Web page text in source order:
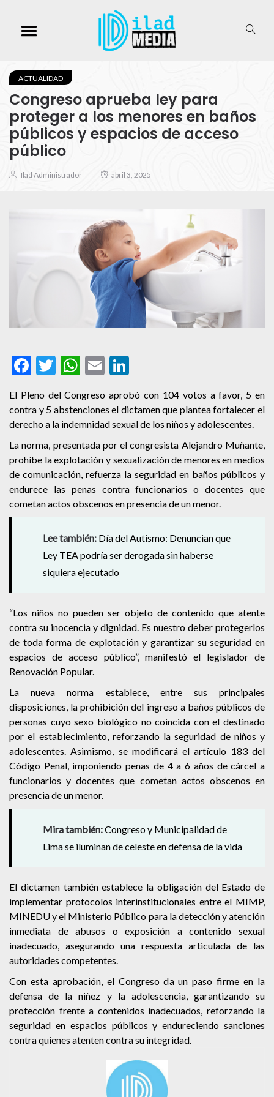
ACTUALIDAD
Congreso aprueba ley para
proteger a los menores en baños
públicos y espacios de acceso
público
Ilad Administrador abril 3, 2025
Facebook
Twitter
WhatsApp
Email
El Pleno del Congreso aprobó con 104 votos a favor, 5 en
contra y 5 abstenciones el dictamen que plantea fortalecer el
derecho a la indemnidad sexual de los niños y adolescentes.
La norma, presentada por el congresista Alejandro Muñante,
prohíbe la explotación y sexualización de menores en medios
de comunicación, refuerza la seguridad en baños públicos y
endurece las penas contra funcionarios o docentes que
cometan actos obscenos en presencia de un menor.
Lee también: Día del Autismo: Denuncian que
Ley TEA podría ser derogada sin haberse
siquiera ejecutado
“Los niños no pueden ser objeto de contenido que atente
contra su inocencia y dignidad. Es nuestro deber protegerlos
de toda forma de explotación y garantizar su seguridad en
espacios de acceso público”, manifestó el legislador de
Renovación Popular.
La nueva norma establece, entre sus principales
disposiciones, la prohibición del ingreso a baños públicos de
personas cuyo sexo biológico no coincida con el destinado
por el establecimiento, reforzando la seguridad de niños y
adolescentes. Asimismo, se modificará el artículo 183 del
Código Penal, imponiendo penas de 4 a 6 años de cárcel a
funcionarios y docentes que cometan actos obscenos en
presencia de un menor.
Mira también:Congreso y Municipalidad de
Lima se iluminan de celeste en defensa de la vida
El dictamen también establece la obligación del Estado de
implementar protocolos interinstitucionales entre el MIMP,
MINEDU y el Ministerio Público para la detección y atención
inmediata de abusos o exposición a contenido sexual
inadecuado, asegurando una respuesta articulada de las
autoridades competentes.
Con esta aprobación, el Congreso da un paso firme en la
defensa de la niñez y la adolescencia, garantizando su
protección frente a contenidos inadecuados, reforzando la
seguridad en espacios públicos y endureciendo sanciones
contra quienes atenten contra su integridad.